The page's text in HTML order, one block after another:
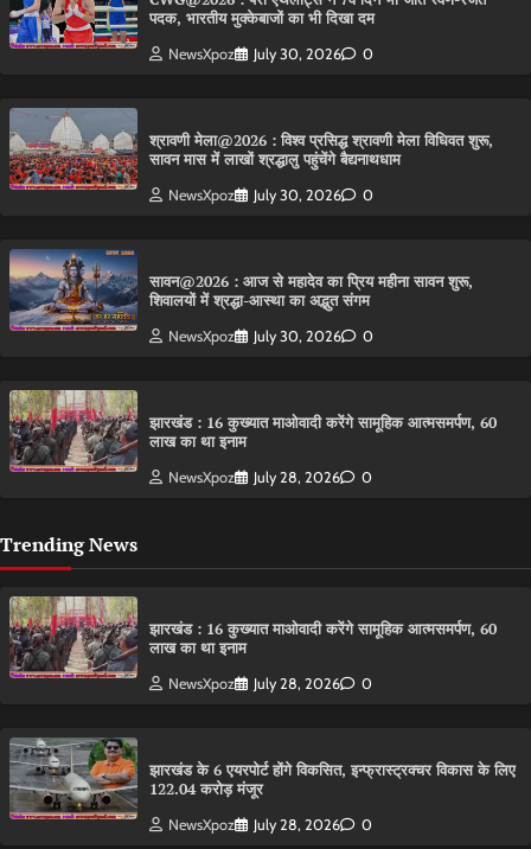
पदक, भारतीय मुक्केबाजों का भी दिखा दम
NewsXpoz July 30, 2026 0
श्रावणी मेला@2026 : विश्व प्रसिद्ध श्रावणी मेला विधिवत शुरू,
सावन मास में लाखों श्रद्धालु पहुंचेंगे बैद्यनाथधाम
NewsXpoz July 30, 2026 0
सावन@2026 : आज से महादेव का प्रिय महीना सावन शुरू,
शिवालयों में श्रद्धा-आस्था का अद्भुत संगम
NewsXpoz July 30, 2026 0
झारखंड : 16 कुख्यात माओवादी करेंगे सामूहिक आत्मसमर्पण, 60
लाख का था इनाम
NewsXpoz July 28, 2026 0
Trending News
झारखंड : 16 कुख्यात माओवादी करेंगे सामूहिक आत्मसमर्पण, 60
लाख का था इनाम
NewsXpoz July 28, 2026 0
झारखंड के 6 एयरपोर्ट होंगे विकसित, इन्फ्रास्ट्रक्चर विकास के लिए
122.04 करोड़ मंजूर
NewsXpoz July 28, 2026 0